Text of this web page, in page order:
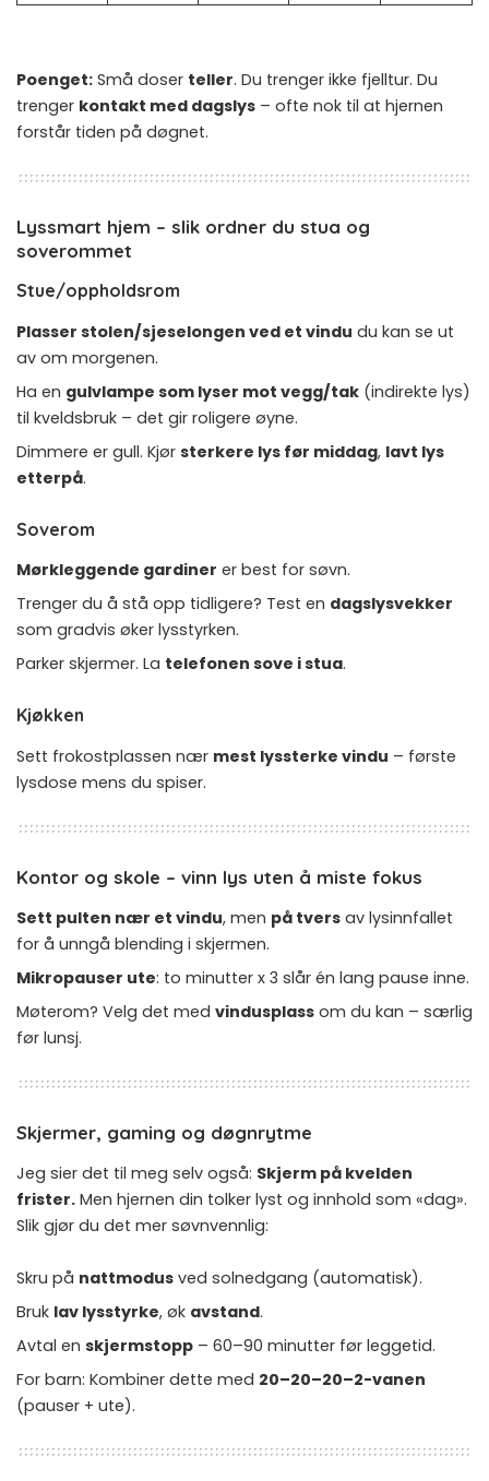
Poenget: Små doser teller. Du trenger ikke fjelltur. Du
trenger kontakt med dagslys – ofte nok til at hjernen
forstår tiden på døgnet.
Lyssmart hjem – slik ordner du stua og
soverommet
Stue/oppholdsrom
Plasser stolen/sjeselongen ved et vindu du kan se ut
av om morgenen.
Ha en gulvlampe som lyser mot vegg/tak (indirekte lys)
til kveldsbruk – det gir roligere øyne.
Dimmere er gull. Kjør sterkere lys før middag, lavt lys
etterpå.
Soverom
Mørkleggende gardiner er best for søvn.
Trenger du å stå opp tidligere? Test en dagslysvekker
som gradvis øker lysstyrken.
Parker skjermer. La telefonen sove i stua.
Kjøkken
Sett frokostplassen nær mest lyssterke vindu – første
lysdose mens du spiser.
Kontor og skole – vinn lys uten å miste fokus
Sett pulten nær et vindu, men på tvers av lysinnfallet
for å unngå blending i skjermen.
Mikropauser ute: to minutter x 3 slår én lang pause inne.
Møterom? Velg det med vindusplass om du kan – særlig
før lunsj.
Skjermer, gaming og døgnrytme
Jeg sier det til meg selv også: Skjerm på kvelden
frister. Men hjernen din tolker lyst og innhold som «dag».
Slik gjør du det mer søvnvennlig:
Skru på nattmodus ved solnedgang (automatisk).
Bruk lav lysstyrke, øk avstand.
Avtal en skjermstopp – 60–90 minutter før leggetid.
For barn: Kombiner dette med 20–20–20–2-vanen
(pauser + ute).